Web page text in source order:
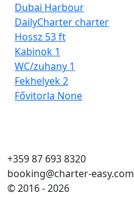
Dubai Harbour
DailyCharter charter
Hossz 53 ft
Kabinok 1
WC/zuhany 1
Fekhelyek2
Fővitorla None
+359 87 693 8320
booking@charter-easy.com
© 2016 - 2026